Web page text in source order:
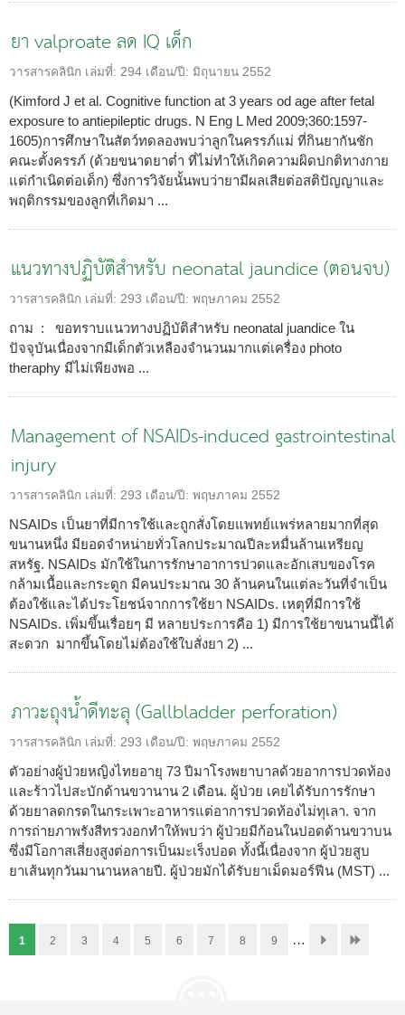
ยา valproate ลด IQ เด็ก
วารสารคลินิก เล่มที่: 294 เดือน/ปี: มิถุนายน 2552
(Kimford J et al. Cognitive function at 3 years od age after fetal
exposure to antiepileptic drugs. N Eng L Med 2009;360:1597-
1605)การศึกษาในสัตว์ทดลองพบว่าลูกในครรภ์แม่ ที่กินยากันชัก
คณะตั้งครรภ์ (ด้วยขนาดยาต่ำ ที่ไม่ทำให้เกิดความผิดปกติทางกาย
แต่กำเนิดต่อเด็ก) ซึ่งการวิจัยนั้นพบว่ายามีผลเสียต่อสติปัญญาและ
พฤติกรรมของลูกที่เกิดมา ...
แนวทางปฏิบัติสำหรับ neonatal jaundice (ตอนจบ)
วารสารคลินิก เล่มที่: 293 เดือน/ปี: พฤษภาคม 2552
ถาม : ขอทราบแนวทางปฏิบัติสำหรับ neonatal juandice ใน
ปัจจุบันเนื่องจากมีเด็กตัวเหลืองจำนวนมากแต่เครื่อง photo
theraphy มีไม่เพียงพอ ...
Management of NSAIDs-induced gastrointestinal
injury
วารสารคลินิก เล่มที่: 293 เดือน/ปี: พฤษภาคม 2552
NSAIDs เป็นยาที่มีการใช้และถูกสั่งโดยแพทย์แพร่หลายมากที่สุด
ขนานหนึ่ง มียอดจำหน่ายทั่วโลกประมาณปีละหมื่นล้านเหรียญ
สหรัฐ. NSAIDs มักใช้ในการรักษาอาการปวดและอักเสบของโรค
กล้ามเนื้อและกระดูก มีคนประมาณ 30 ล้านคนในแต่ละวันที่จำเป็น
ต้องใช้และได้ประโยชน์จากการใช้ยา NSAIDs. เหตุที่มีการใช้
NSAIDs. เพิ่มขึ้นเรื่อยๆ มี หลายประการคือ 1) มีการใช้ยาขนานนี้ได้
สะดวก มากขึ้นโดยไม่ต้องใช้ใบสั่งยา 2) ...
ภาวะถุงน้ำดีทะลุ (Gallbladder perforation)
วารสารคลินิก เล่มที่: 293 เดือน/ปี: พฤษภาคม 2552
ตัวอย่างผู้ป่วยหญิงไทยอายุ 73 ปีมาโรงพยาบาลด้วยอาการปวดท้อง
และร้าวไปสะบักด้านขวานาน 2 เดือน. ผู้ป่วย เคยได้รับการรักษา
ด้วยยาลดกรดในกระเพาะอาหารแต่อาการปวดท้องไม่ทุเลา. จาก
การถ่ายภาพรังสีทรวงอกทำให้พบว่า ผู้ป่วยมีก้อนในปอดด้านขวาบน
ซึ่งมีโอกาสเสี่ยงสูงต่อการเป็นมะเร็งปอด ทั้งนี้เนื่องจาก ผู้ป่วยสูบ
ยาเส้นทุกวันมานานหลายปี. ผู้ป่วยมักได้รับยาเม็ดมอร์ฟีน (MST) ...
1 2 3 4 5 6 7 8 9 …